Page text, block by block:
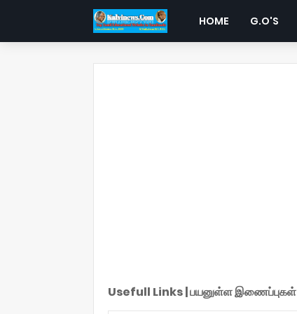
HOME G.O'S
Usefull Links | பயனுள்ள இணைப்புகள்